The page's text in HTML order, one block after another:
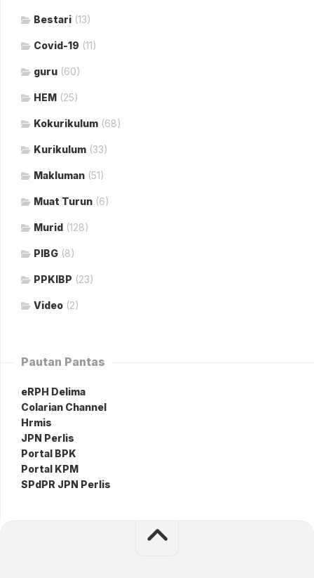
Bestari (13)
Covid-19 (11)
guru (60)
HEM (25)
Kokurikulum (68)
Kurikulum (33)
Makluman (51)
Muat Turun (6)
Murid (128)
PIBG (8)
PPKIBP (23)
Video (2)
Pautan Pantas
eRPH Delima
Colarian Channel
Hrmis
JPN Perlis
Portal BPK
Portal KPM
SPdPR JPN Perlis